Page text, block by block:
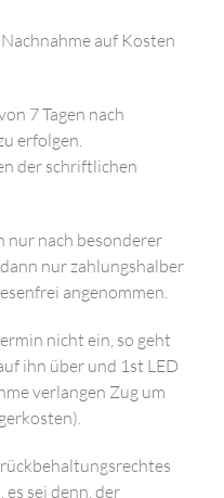
auf Kosten
7 Tagen nach
erfolgen.
der schriftlichen
nur nach besonderer
nur zahlungshalber
angenommen.
nicht ein, so geht
ihn über und 1st LED
verlangen Zug um
sei denn, der